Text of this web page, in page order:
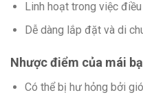
Linh hoạt trong việc
Dễ dàng lắp đặt và di
Nhược điểm của mái
Có thể bị hư hỏng bởi